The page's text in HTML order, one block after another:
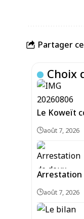
Partager
Choix
Le Koweït
août 7, 2026
Arrestation
août 7, 2026